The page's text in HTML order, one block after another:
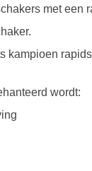
met een
kampioen
wordt: